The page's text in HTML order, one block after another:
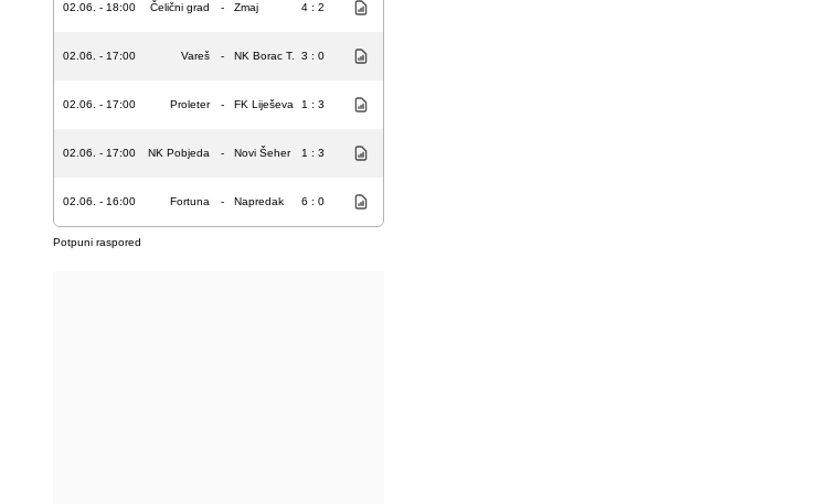
02.06. - 18:00 Čelični grad - Zmaj 4 : 2
02.06. - 17:00 Vareš - NK Borac T. 3 : 0
02.06. - 17:00 Proleter - FK Liješeva 1 : 3
02.06. - 17:00 NK Pobjeda - Novi Šeher 1 : 3
02.06. - 16:00 Fortuna - Napredak 6 : 0
Potpuni raspored